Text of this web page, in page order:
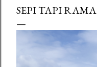
SEPI TAPI